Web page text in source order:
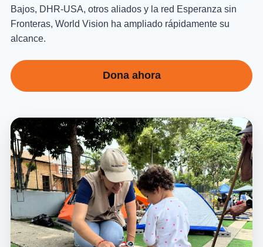
Bajos, DHR-USA, otros aliados y la red Esperanza sin
Fronteras, World Vision ha ampliado rápidamente su
alcance.
Dona ahora